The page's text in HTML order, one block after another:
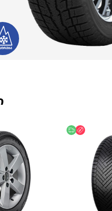
უფასო